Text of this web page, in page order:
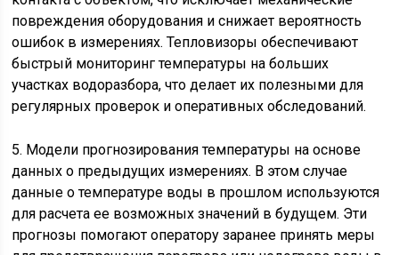
повреждения оборудования и снижает вероятность
ошибок в измерениях. Тепловизоры обеспечивают
быстрый мониторинг температуры на больших
участках водоразбора, что делает их полезными для
регулярных проверок и оперативных обследований.
5. Модели прогнозирования температуры на основе
данных о предыдущих измерениях. В этом случае
данные о температуре воды в прошлом используются
для расчета ее возможных значений в будущем. Эти
прогнозы помогают оператору заранее принять меры